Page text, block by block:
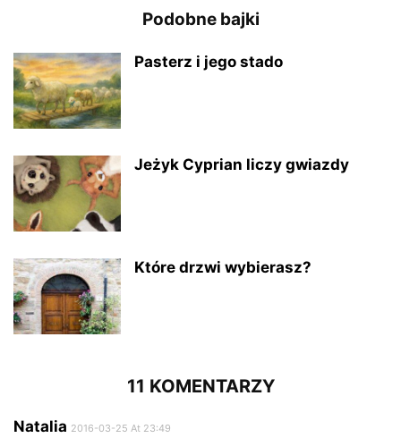
Podobne bajki
Pasterz i jego stado
Jeżyk Cyprian liczy gwiazdy
Które drzwi wybierasz?
11 KOMENTARZY
Natalia 2016-03-25 At 23:49